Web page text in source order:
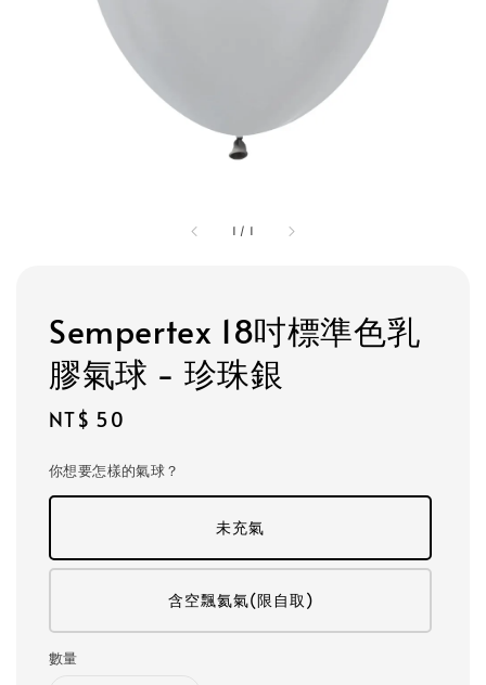
1 / 1
Sempertex 18吋標準色乳
膠氣球 - 珍珠銀
Regular
NT$ 50
你想要怎樣的氣球？
未充氣
含空飄氦氣(限自取)
數量